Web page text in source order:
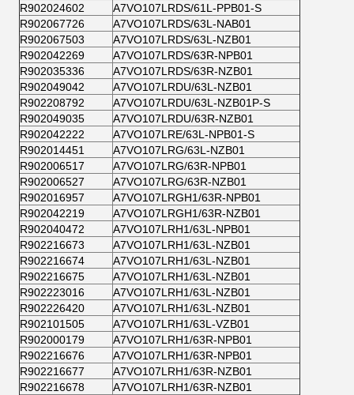
R902024602
A7VO107LRDS/61L-PPB01-S
R902067726
A7VO107LRDS/63L-NAB01
R902067503
A7VO107LRDS/63L-NZB01
R902042269
A7VO107LRDS/63R-NPB01
R902035336
A7VO107LRDS/63R-NZB01
R902049042
A7VO107LRDU/63L-NZB01
R902208792
A7VO107LRDU/63L-NZB01P-S
R902049035
A7VO107LRDU/63R-NZB01
R902042222
A7VO107LRE/63L-NPB01-S
R902014451
A7VO107LRG/63L-NZB01
R902006517
A7VO107LRG/63R-NPB01
R902006527
A7VO107LRG/63R-NZB01
R902016957
A7VO107LRGH1/63R-NPB01
R902042219
A7VO107LRGH1/63R-NZB01
R902040472
A7VO107LRH1/63L-NPB01
R902216673
A7VO107LRH1/63L-NZB01
R902216674
A7VO107LRH1/63L-NZB01
R902216675
A7VO107LRH1/63L-NZB01
R902223016
A7VO107LRH1/63L-NZB01
R902226420
A7VO107LRH1/63L-NZB01
R902101505
A7VO107LRH1/63L-VZB01
R902000179
A7VO107LRH1/63R-NPB01
R902216676
A7VO107LRH1/63R-NPB01
R902216677
A7VO107LRH1/63R-NZB01
R902216678
A7VO107LRH1/63R-NZB01